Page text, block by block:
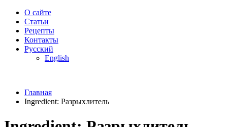
О сайте
Статьи
Рецепты
Контакты
Русский
English
Главная
Ingredient: Разрыхлитель